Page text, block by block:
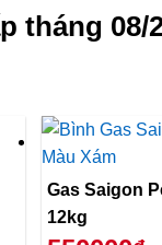
tháng 08/
Gas Saigon
12kg